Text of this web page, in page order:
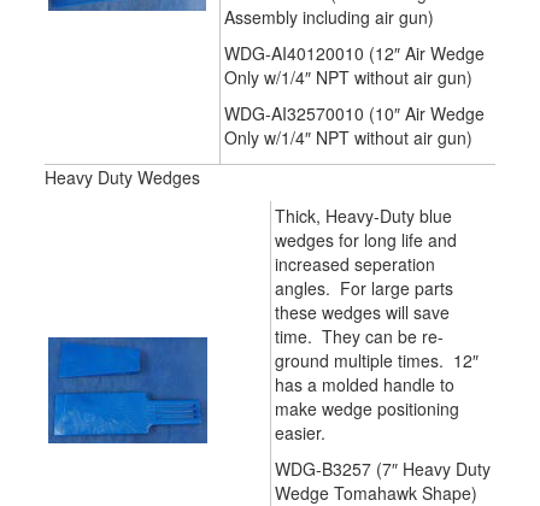
Assembly including air gun)
WDG-AI40120010 (12″ Air Wedge
Only w/1/4″ NPT without air gun)
WDG-AI32570010 (10″ Air Wedge
Only w/1/4″ NPT without air gun)
Heavy Duty Wedges
Thick, Heavy-Duty blue
wedges for long life and
increased seperation
angles. For large parts
these wedges will save
time. They can be re-
ground multiple times. 12″
has a molded handle to
make wedge positioning
easier.
WDG-B3257 (7″ Heavy Duty
Wedge Tomahawk Shape)